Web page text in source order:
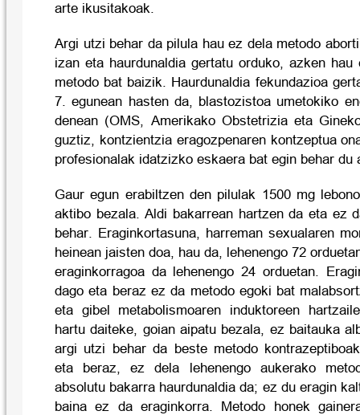
arte ikusitakoak.
Argi utzi behar da pilula hau ez dela metodo
izan eta haurdunaldia gertatu orduko, azken hau
metodo bat baizik. Haurdunaldia fekundazioa
7. egunean hasten da, blastozistoa umetokiko
denean (OMS, Amerikako Obstetrizia eta
guztiz, kontzientzia eragozpenaren kontzeptua
profesionalak idatzizko eskaera bat egin behar du
Gaur egun erabiltzen den pilulak 1500 mg
aktibo bezala. Aldi bakarrean hartzen da eta ez
behar. Eraginkortasuna, harreman sexualaren
heinean jaisten doa, hau da, lehenengo 72
eraginkorragoa da lehenengo 24 orduetan.
dago eta beraz ez da metodo egoki bat
eta gibel metabolismoaren induktoreen
hartu daiteke, goian aipatu bezala, ez baitauka
argi utzi behar da beste metodo
eta beraz, ez dela lehenengo aukerako
absolutu bakarra haurdunaldia da; ez du eragin
baina ez da eraginkorra. Metodo honek